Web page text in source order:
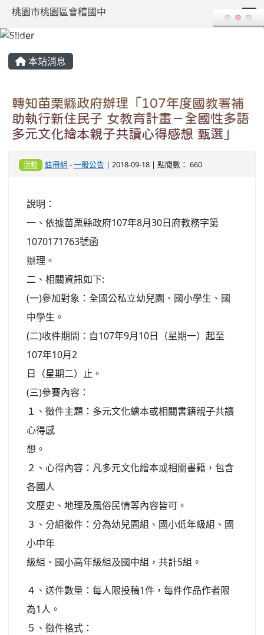
桃園市桃園區會稽國中
本站消息
轉知苗栗縣政府辦理「107年度國教署補
助執行新住民子 女教育計畫－全國性多語
多元文化繪本親子共讀心得感想 甄選」
活動 註冊組 -一般公告 | 2018-09-18 | 點閱數： 660
說明：
一、依據苗栗縣政府107年8月30日府教務字第
1070171763號函
辦理。
二、相關資訊如下:
(一)參加對象：全國公私立幼兒園、國小學生、國
中學生。
(二)收件期間：自107年9月10日（星期一）起至
107年10月2
日（星期二）止。
(三)參賽內容：
１、徵件主題：多元文化繪本或相關書籍親子共讀
心得感
想。
２、心得內容：凡多元文化繪本或相關書籍，包含
各國人
文歷史、地理及風俗民情等內容皆可。
３、分組徵件：分為幼兒園組、國小低年級組、國
小中年
級組、國小高年級組及國中組，共計5組。
４、送件數量：每人限投稿1件，每件作品作者限
為1人。
５、徵件格式：